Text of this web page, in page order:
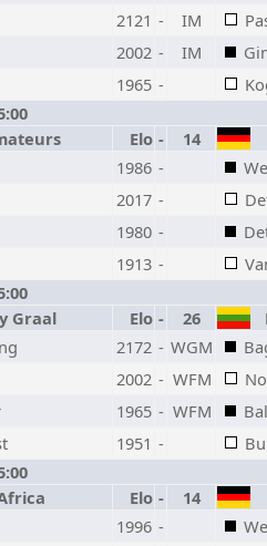
2121 - IM
2002 - IM
1965 -
Elo - 14
1986 -
2017 -
1980 -
1913 -
Graal Elo - 26
2172 - WGM
2002 - WFM
1965 - WFM
1951 -
Elo - 14
1996 -